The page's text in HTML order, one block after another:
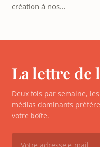
création à nos…
La lettre de
Deux fois par semaine,
médias dominants
votre boîte.